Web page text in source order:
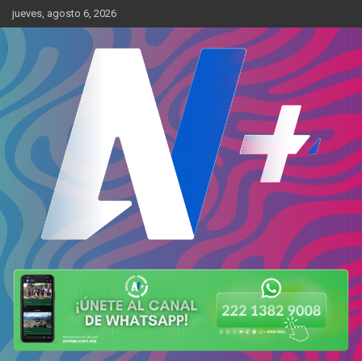
Skip
to
content
jueves, agosto 6, 2026
AN Más
Más cerca de ti